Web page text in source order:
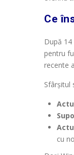
Ce
După
pentru
recente
Sfârșitul
cu